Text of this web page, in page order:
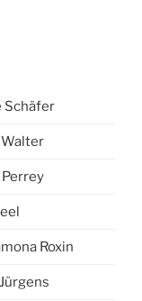
Schäfer
Roxin